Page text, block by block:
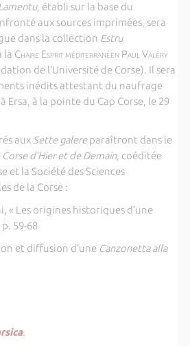
établi sur la base du
aux sources imprimées, sera
dans la collection Estru
la Chaire Esprit méditerranéen Paul Valéry
de l’Université de Corse). Il sera
inédits attestant du naufrage
à la pointe du Cap Corse, le 29
aux Sette galereparaîtront dans le
Corse d’Hier et de Demain, coéditée
et la Société des Sciences
de la Corse :
« Les origines historiques d’une
59-68
et diffusion d’une Canzonetta alla
.